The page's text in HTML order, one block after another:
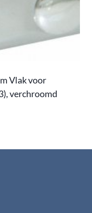
Vlak voor
verchroomd